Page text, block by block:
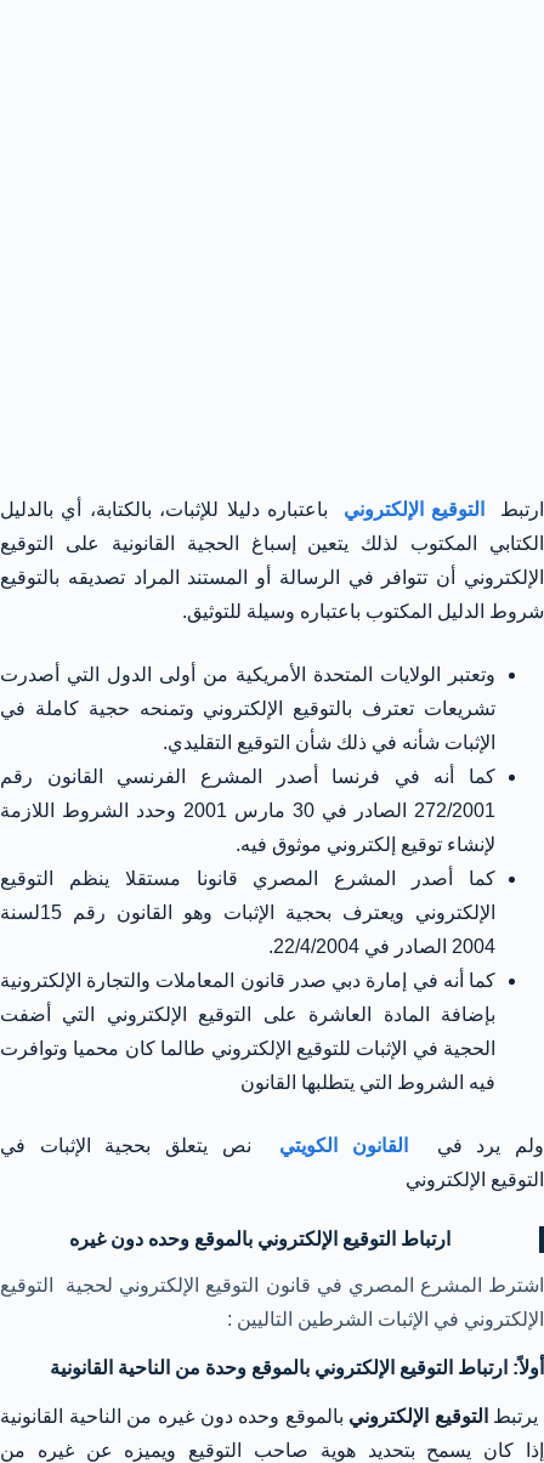
ارتبط التوقيع الإلكتروني باعتباره دليلا للإثبات، بالكتابة، أي بالدليل
الكتابي المكتوب لذلك يتعين إسباغ الحجية القانونية على التوقيع
الإلكتروني أن تتوافر في الرسالة أو المستند المراد تصديقه بالتوقيع
شروط الدليل المكتوب باعتباره وسيلة للتوثيق.
وتعتبر الولايات المتحدة الأمريكية من أولى الدول التي أصدرت
تشريعات تعترف بالتوقيع الإلكتروني وتمنحه حجية كاملة في
الإثبات شأنه في ذلك شأن التوقيع التقليدي.
كما أنه في فرنسا أصدر المشرع الفرنسي القانون رقم
272/2001 الصادر في 30 مارس 2001 وحدد الشروط اللازمة
لإنشاء توقيع إلكتروني موثوق فيه.
كما أصدر المشرع المصري قانونا مستقلا ينظم التوقيع
الإلكتروني ويعترف بحجية الإثبات وهو القانون رقم 15لسنة
2004 الصادر في 22/4/2004.
كما أنه في إمارة دبي صدر قانون المعاملات والتجارة الإلكترونية
بإضافة المادة العاشرة على التوقيع الإلكتروني التي أضفت
الحجية في الإثبات للتوقيع الإلكتروني طالما كان محميا وتوافرت
فيه الشروط التي يتطلبها القانون
ولم يرد في القانون الكويتي نص يتعلق بحجية الإثبات في
التوقيع الإلكتروني
ارتباط التوقيع الإلكتروني بالموقع وحده دون غيره
اشترط المشرع المصري في قانون التوقيع الإلكتروني لحجية التوقيع
الإلكتروني في الإثبات الشرطين التاليين :
أولاً: ارتباط التوقيع الإلكتروني بالموقع وحدة من الناحية القانونية
يرتبط التوقيع الإلكتروني بالموقع وحده دون غيره من الناحية القانونية
إذا كان يسمح بتحديد هوية صاحب التوقيع ويميزه عن غيره من